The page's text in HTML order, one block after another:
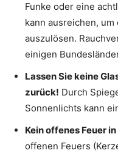
Funke oder eine
kann ausreichen,
auszulösen.
einigen
Lassen Sie keine
zurück! Durch
Sonnenlichts kann
Kein offenes Feuer
offenen Feuers